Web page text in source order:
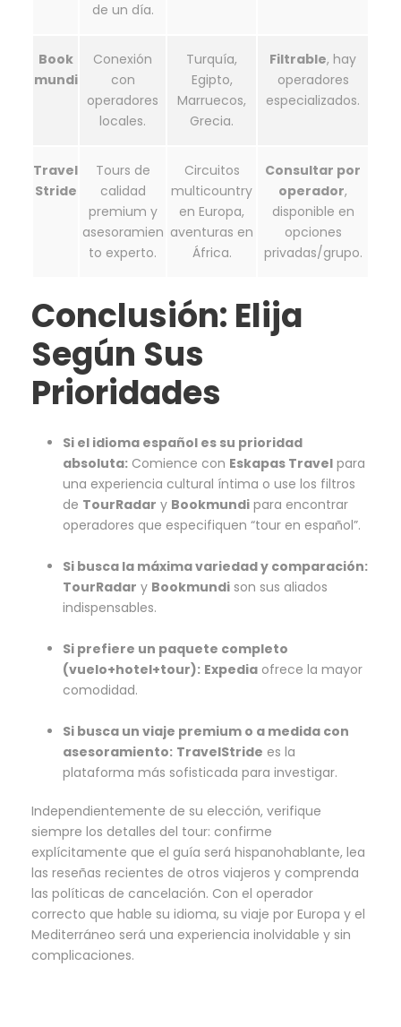
de un día.
Book
mundi
Conexión
con
operadores
locales.
Turquía,
Egipto,
Marruecos,
Grecia.
Filtrable, hay
operadores
especializados.
Travel
Stride
Tours de
calidad
premium y
asesoramien
to experto.
Circuitos
multicountry
en Europa,
aventuras en
África.
Consultar por
operador,
disponible en
opciones
privadas/grupo.
Conclusión: Elija
Según Sus
Prioridades
Si el idioma español es su prioridad
absoluta: Comience con Eskapas Travel para
una experiencia cultural íntima o use los filtros
de TourRadar y Bookmundi para encontrar
operadores que especifiquen “tour en español”.
Si busca la máxima variedad y comparación:
TourRadar y Bookmundi son sus aliados
indispensables.
Si prefiere un paquete completo
(vuelo+hotel+tour): Expedia ofrece la mayor
comodidad.
Si busca un viaje premium o a medida con
asesoramiento: TravelStride es la
plataforma más sofisticada para investigar.
Independientemente de su elección, verifique
siempre los detalles del tour: confirme
explícitamente que el guía será hispanohablante, lea
las reseñas recientes de otros viajeros y comprenda
las políticas de cancelación. Con el operador
correcto que hable su idioma, su viaje por Europa y el
Mediterráneo será una experiencia inolvidable y sin
complicaciones.